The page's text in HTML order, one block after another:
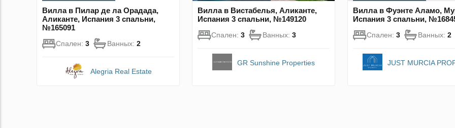
Вилла в Пилар де ла Орадада,
Аликанте, Испания 3 спальни,
№165091
Спален: 3 Ванных: 2
Alegria Real Estate
Вилла в Вистабелья, Аликанте,
Испания 3 спальни, №149120
Спален: 3 Ванных: 3
GR Sunshine Properties
Вилла в Фуэнте Аламо,
Испания 3 спальни,
Спален: 3 Ванных: 2
JUST MURCIA